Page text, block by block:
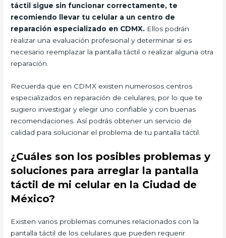
táctil sigue sin funcionar correctamente, te
recomiendo llevar tu celular a un centro de
reparación especializado en CDMX. Ellos podrán
realizar una evaluación profesional y determinar si es
necesario reemplazar la pantalla táctil o realizar alguna otra
reparación.
Recuerda que en CDMX existen numerosos centros
especializados en reparación de celulares, por lo que te
sugiero investigar y elegir uno confiable y con buenas
recomendaciones. Así podrás obtener un servicio de
calidad para solucionar el problema de tu pantalla táctil.
¿Cuáles son los posibles problemas y
soluciones para arreglar la pantalla
táctil de mi celular en la Ciudad de
México?
Existen varios problemas comunes relacionados con la
pantalla táctil de los celulares que pueden requerir